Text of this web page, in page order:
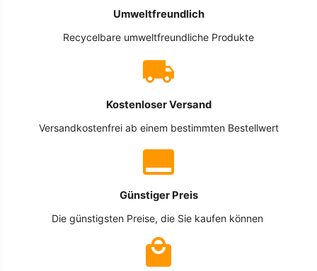
Umweltfreundlich
Recycelbare umweltfreundliche Produkte
Kostenloser Versand
Versandkostenfrei ab einem bestimmten Bestellwert
Günstiger Preis
Die günstigsten Preise, die Sie kaufen können